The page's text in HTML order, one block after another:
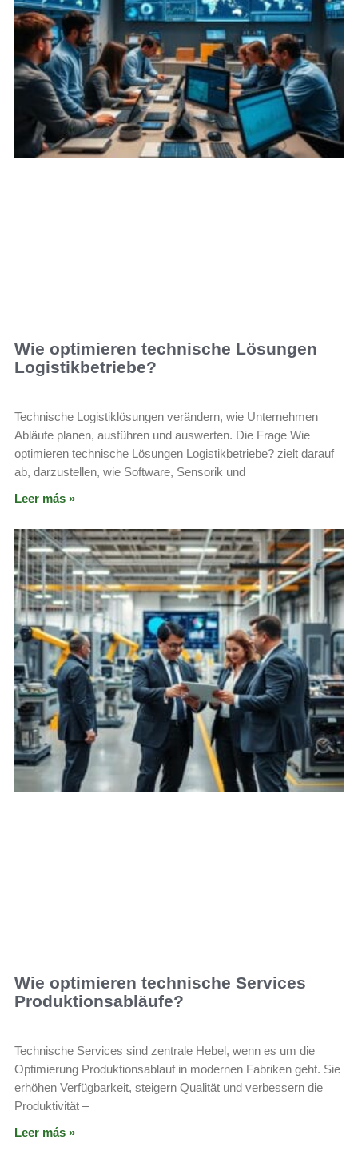
Wie optimieren technische Lösungen
Logistikbetriebe?
Technische Logistiklösungen verändern, wie Unternehmen
Abläufe planen, ausführen und auswerten. Die Frage Wie
optimieren technische Lösungen Logistikbetriebe? zielt darauf
ab, darzustellen, wie Software, Sensorik und
Leer más »
Wie optimieren technische Services
Produktionsabläufe?
Technische Services sind zentrale Hebel, wenn es um die
Optimierung Produktionsablauf in modernen Fabriken geht. Sie
erhöhen Verfügbarkeit, steigern Qualität und verbessern die
Produktivität –
Leer más »